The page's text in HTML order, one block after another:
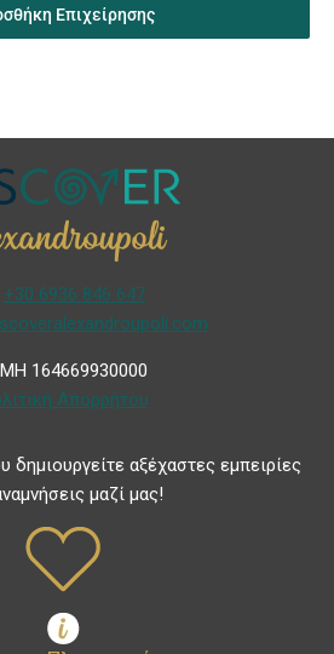
Επιχείρησης
+30 6936 846 647
164669930000
Απορρήτου
δημιουργείτε αξέχαστες εμπειρίες
μαζί μας!